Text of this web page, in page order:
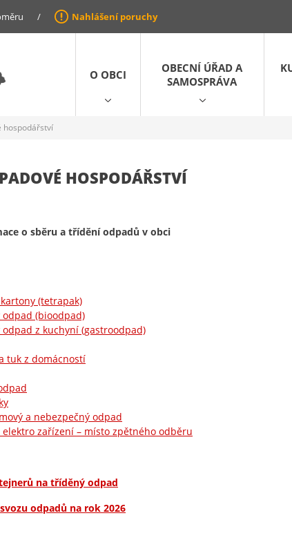
/ Nahlášení poruchy
O OBCI
OBECNÍ ÚŘAD A
SAMOSPRÁVA
hospodářství
HOSPODÁŘSTVÍ
o sběru a třídění odpadů v obci
(tetrapak)
odpad (bioodpad)
odpad z kuchyní (gastroodpad)
tuk z domácností
a nebezpečný odpad
elektro zařízení – místo zpětného odběru
na tříděný odpad
odpadů na rok 2026